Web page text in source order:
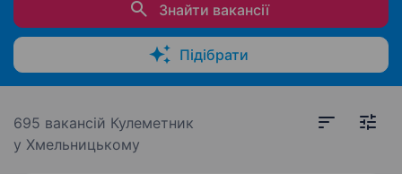
Знайти вакансії
Підібрати
695 вакансій Кулеметник
у Хмельницькому